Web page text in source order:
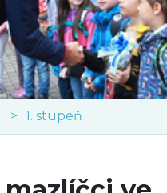
1. stupeň